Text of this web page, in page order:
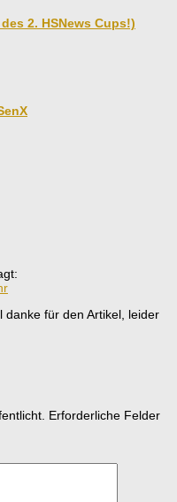
2. HSNews Cups!)
danke für den Artikel, leider
Erforderliche Felder